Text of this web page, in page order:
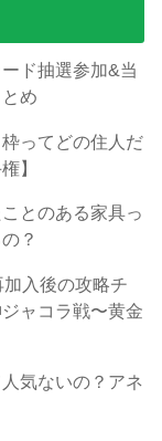
ド抽選参加&当
め
ってどの住人だ
】
とのある家具っ
？
加入後の攻略チ
ャコラ戦〜黄金
気ないの？アネ